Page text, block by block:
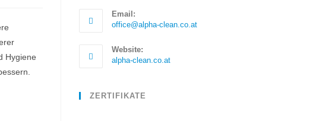
Hygiene
Email:
office@alpha-clean.co.at
Website:
alpha-clean.co.at
ZERTIFIKATE